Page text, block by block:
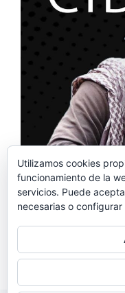
José Cid es un artista
portuguesa , resumir
complicado; cuenta en
los que ha probado
desde el pop, el fado,
Noemí Sánchez
Utilizamos cookies
funcionamiento de la
servicios. Puede
necesarias o